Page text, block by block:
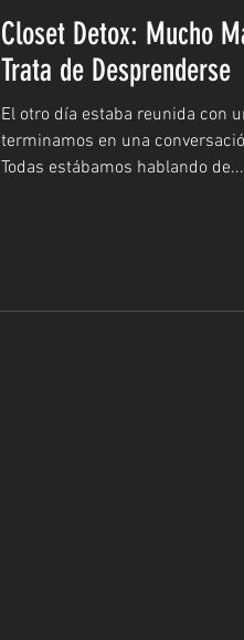
Closet Detox: Mucho
Trata de Desprenderse
El otro día estaba reunida con
terminamos en una
Todas estábamos hablando de...